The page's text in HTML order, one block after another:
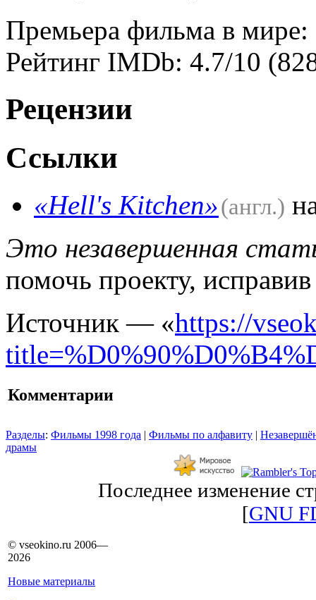
Премьера фильма в мире:
Рейтинг IMDb: 4.7/10
Рецензии
Ссылки
«Hell's Kitchen»(англ.)
Это незавершенная
помочь проекту,
Источник — «https://
Комментарии
Разделы: Фильмы 1998 года | Фильмы по алфавиту |
драмы
Последнее изменение
[GNU
© vseokino.ru 2006—
2026
Новые материалы